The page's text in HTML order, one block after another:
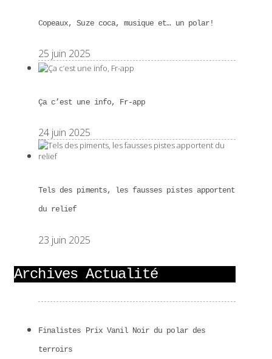
Copeaux, Suze coca, musique et… un polar!
25 juin 2025
Ça c’est une info, Fr-app
24 juin 2025
Tels des piments, les fausses pistes apportent
du relief
23 juin 2025
Archives Actualité
Finalistes Prix Vanil Noir du polar des
terroirs